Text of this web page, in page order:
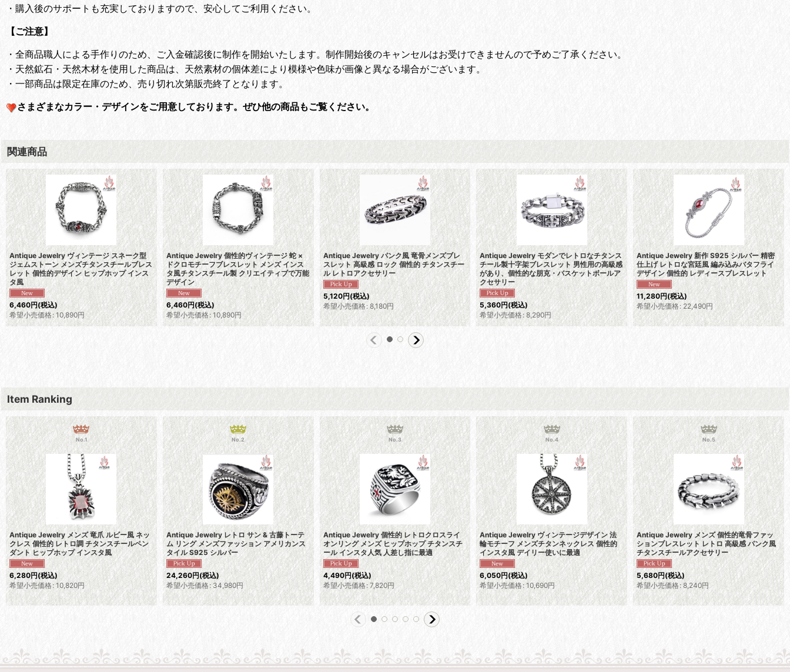
・ 購入後のサポートも充実しておりますので、安心してご利用ください。
【ご注意】
・全商品職人による手作りのため、ご入金確認後に制作を開始いたします。 制作開始後のキャンセルはお受けできませんので予めご了承ください。
・天然鉱石・天然木材を使用した商品は、天然素材の個体差により模様や色味が画像と異なる場合がございます。
・一部商品は限定在庫のため、売り切れ次第販売終了となります。
さまざまなカラー・デザインをご用意しております。 ぜひ他の商品もご覧ください。
関連商品
Antique Jewelry ヴィンテージ スネーク型
ジェムストーン メンズチタンスチールブレス
レット 個性的デザイン ヒップホップ インス
タ風
6,460円(税込)
希望小売価格: 10,890円
Antique Jewelry 個性的ヴィンテージ 蛇 ×
ドクロモチーフブレスレット メンズ インス
タ風チタンスチール製 クリエイティブで万能
デザイン
6,460円(税込)
希望小売価格: 10,890円
Antique Jewelry パンク風 竜骨メンズブレ
スレット 高級感 ロック 個性的 チタンスチー
ル レトロアクセサリー
5,120円(税込)
希望小売価格: 8,180円
Antique Jewelry モダンでレトロなチタンス
チール製十字架ブレスレット 男性用の高級感
があり、個性的な朋克・バスケットボールア
クセサリー
5,360円(税込)
希望小売価格: 8,290円
Antique Jewelry 新作 S925 シルバー 精密
仕上げ レトロな宮廷風 編み込みバタフライ
デザイン 個性的 レディースブレスレット
11,280円(税込)
希望小売価格: 22,490円
Item Ranking
No.1
Antique Jewelry メンズ 竜爪 ルビー風 ネッ
クレス 個性的 レトロ調 チタンスチールペン
ダント ヒップホップ インスタ風
6,280円(税込)
希望小売価格: 10,820円
No.2
Antique Jewelry レトロ サン & 古藤トーテ
ム リング メンズファッション アメリカンス
タイル S925 シルバー
24,260円(税込)
希望小売価格: 34,980円
No.3
Antique Jewelry 個性的 レトロクロスライ
オンリング メンズ ヒップホップ チタンスチ
ール インスタ人気 人差し指に最適
4,490円(税込)
希望小売価格: 7,820円
No.4
Antique Jewelry ヴィンテージデザイン 法
輪モチーフ メンズチタンネックレス 個性的
インスタ風 デイリー使いに最適
6,050円(税込)
希望小売価格: 10,690円
No.5
Antique Jewelry メンズ 個性的竜骨ファッ
ションブレスレット レトロ 高級感 パンク風
チタンスチールアクセサリー
5,680円(税込)
希望小売価格: 8,240円